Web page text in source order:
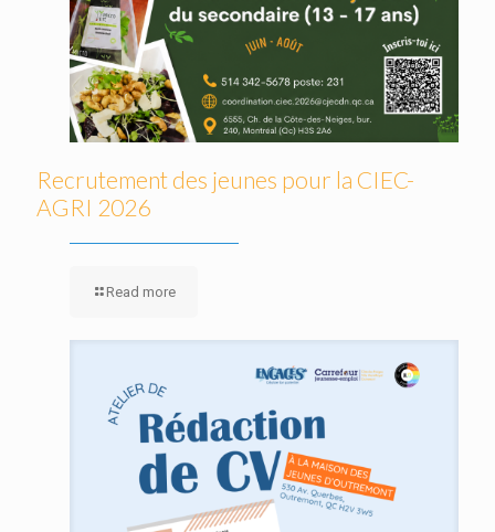
Recrutement des jeunes pour la CIEC-
AGRI 2026
Read more